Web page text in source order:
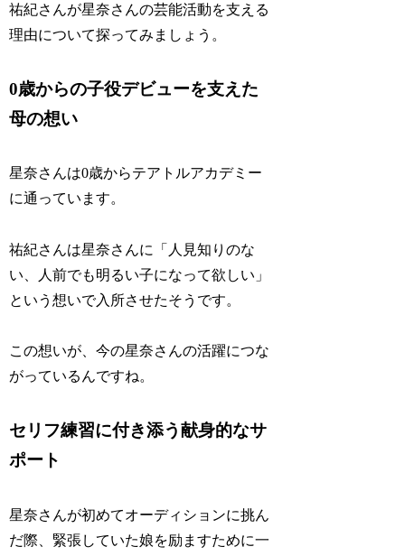
祐紀さんが星奈さんの芸能活動を支える
理由について探ってみましょう。
0歳からの子役デビューを支えた
母の想い
星奈さんは0歳からテアトルアカデミー
に通っています。
祐紀さんは星奈さんに「人見知りのな
い、人前でも明るい子になって欲しい」
という想いで入所させたそうです。
この想いが、今の星奈さんの活躍につな
がっているんですね。
セリフ練習に付き添う献身的なサ
ポート
星奈さんが初めてオーディションに挑ん
だ際、緊張していた娘を励ますために一